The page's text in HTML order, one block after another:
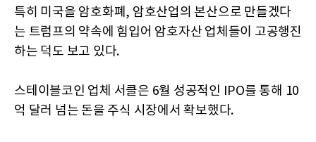
특히 미국을 암호화폐, 암호산업의 본산으로 만들겠다
는 트럼프의 약속에 힘입어 암호자산 업체들이 고공행진
하는 덕도 보고 있다.
스테이블코인 업체 서클은 6월 성공적인 IPO를 통해 10
억 달러 넘는 돈을 주식 시장에서 확보했다.